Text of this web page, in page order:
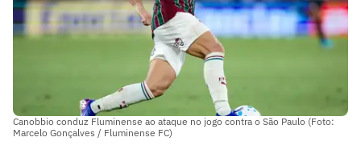
Canobbio conduz Fluminense ao ataque no jogo contra o São Paulo (Foto:
Marcelo Gonçalves / Fluminense FC)